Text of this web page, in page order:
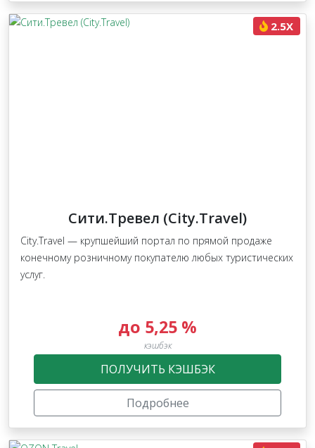
2.5X
Сити.Тревел (City.Travel)
City.Travel — крупшейший портал по прямой продаже
конечному розничному покупателю любых туристических
услуг.
до 5,25 %
кэшбэк
ПОЛУЧИТЬ КЭШБЭК
Подробнее